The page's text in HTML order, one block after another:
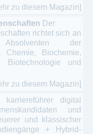
zu diesem Magazin]
Der
richtet sich an
der
Chemie, Biochemie,
Biotechnologie und
zu diesem Magazin]
karriereführer digital
und
und klassischer
+ Hybrid-